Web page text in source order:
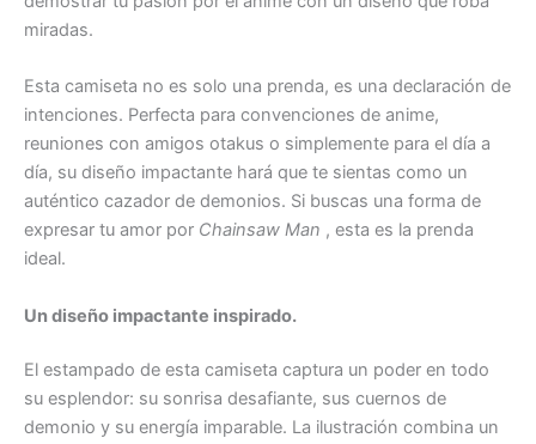
miradas.
Esta camiseta no es solo una prenda, es una declaración de
intenciones. Perfecta para convenciones de anime,
reuniones con amigos otakus o simplemente para el día a
día, su diseño impactante hará que te sientas como un
auténtico cazador de demonios. Si buscas una forma de
expresar tu amor por Chainsaw Man , esta es la prenda
ideal.
Un diseño impactante inspirado.
El estampado de esta camiseta captura un poder en todo
su esplendor: su sonrisa desafiante, sus cuernos de
demonio y su energía imparable. La ilustración combina un